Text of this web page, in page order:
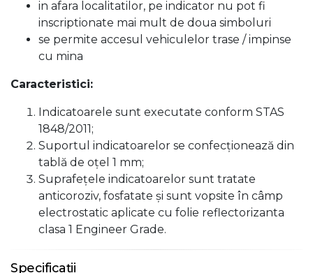
in afara localitatilor, pe indicator nu pot fi
inscriptionate mai mult de doua simboluri
se permite accesul vehiculelor trase / impinse
cu mina
Caracteristici:
Indicatoarele sunt executate conform STAS
1848/2011;
Suportul indicatoarelor se confecţionează din
tablă de oţel 1 mm;
Suprafeţele indicatoarelor sunt tratate
anticoroziv, fosfatate şi sunt vopsite în câmp
electrostatic aplicate cu folie reflectorizanta
clasa 1 Engineer Grade.
Specificații